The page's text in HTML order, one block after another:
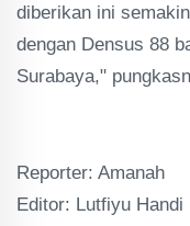
diberikan ini
dengan Densus 88
Surabaya,"
Reporter: Amanah
Editor: Lutfiyu Handi